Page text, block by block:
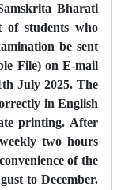
Bharati
of students who
be sent
File) on E-mail
July 2025. The
in English
printing. After
two hours
of the
to December.